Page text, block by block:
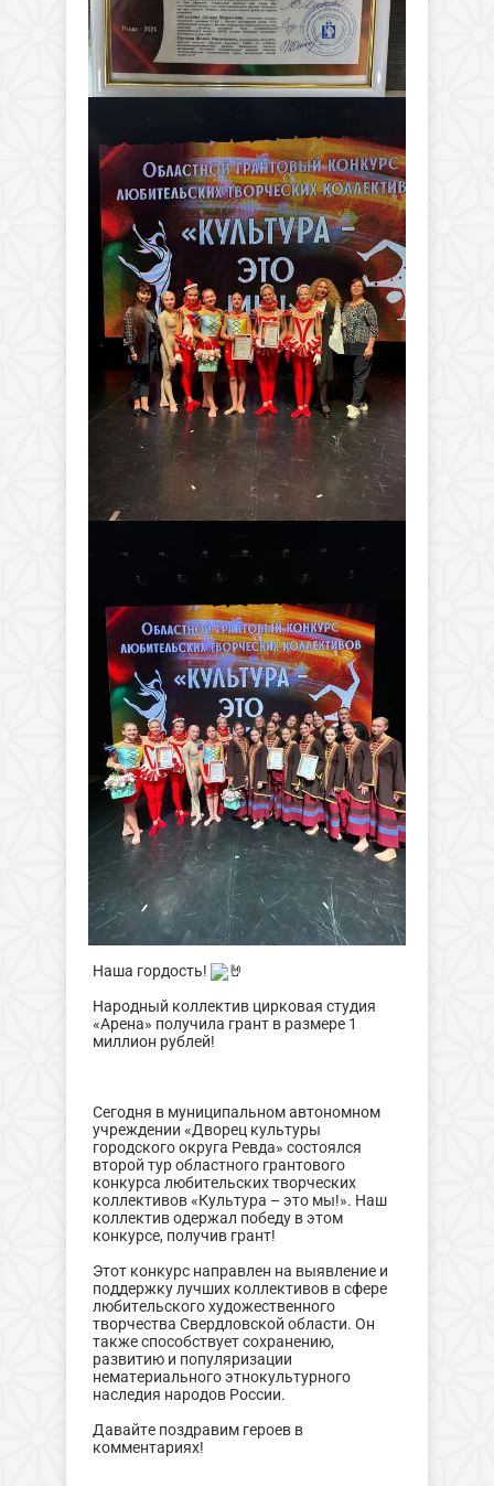
Наша гордость!
Народный коллектив цирковая студия
«Арена» получила грант в размере 1
миллион рублей!
Сегодня в муниципальном автономном
учреждении «Дворец культуры
городского округа Ревда» состоялся
второй тур областного грантового
конкурса любительских творческих
коллективов «Культура – это мы!». Наш
коллектив одержал победу в этом
конкурсе, получив грант!
Этот конкурс направлен на выявление и
поддержку лучших коллективов в сфере
любительского художественного
творчества Свердловской области. Он
также способствует сохранению,
развитию и популяризации
нематериального этнокультурного
наследия народов России.
Давайте поздравим героев в
комментариях!